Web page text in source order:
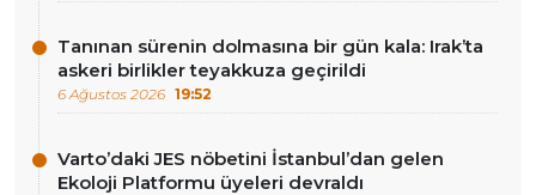
Tanınan sürenin dolmasına bir gün kala: Irak’ta
askeri birlikler teyakkuza geçirildi
6 Ağustos 2026 19:52
Varto’daki JES nöbetini İstanbul’dan gelen
Ekoloji Platformu üyeleri devraldı